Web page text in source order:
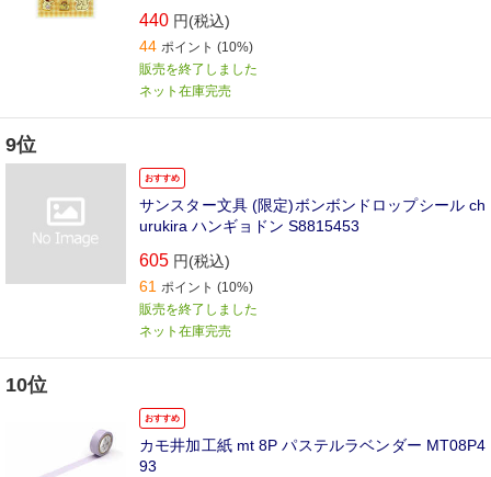
440 円(税込)
44 ポイント (10%)
販売を終了しました
ネット在庫完売
9位
おすすめ
サンスター文具 (限定)ボンボンドロップシール ch
urukira ハンギョドン S8815453
605 円(税込)
61 ポイント (10%)
販売を終了しました
ネット在庫完売
10位
おすすめ
カモ井加工紙 mt 8P パステルラベンダー MT08P4
93